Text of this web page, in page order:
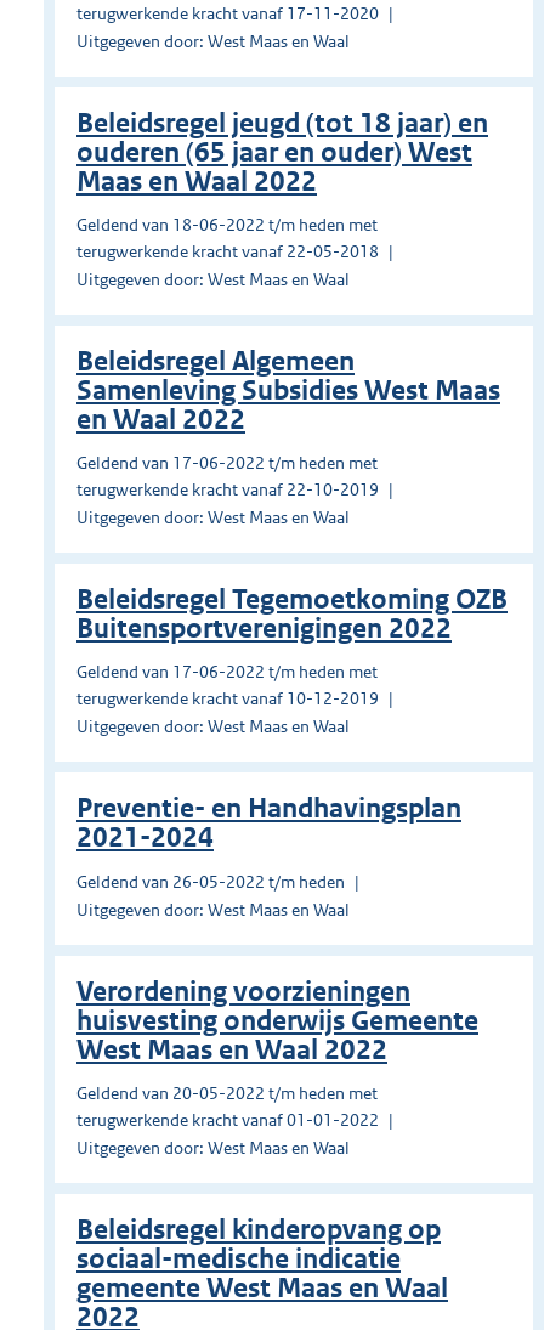
terugwerkende kracht vanaf 17-11-2020
Uitgegeven door: West Maas en Waal
Beleidsregel jeugd (tot 18 jaar) en
ouderen (65 jaar en ouder) West
Maas en Waal 2022
Geldend van 18-06-2022 t/m heden met
terugwerkende kracht vanaf 22-05-2018
Uitgegeven door: West Maas en Waal
Beleidsregel Algemeen
Samenleving Subsidies West Maas
en Waal 2022
Geldend van 17-06-2022 t/m heden met
terugwerkende kracht vanaf 22-10-2019
Uitgegeven door: West Maas en Waal
Beleidsregel Tegemoetkoming OZB
Buitensportverenigingen 2022
Geldend van 17-06-2022 t/m heden met
terugwerkende kracht vanaf 10-12-2019
Uitgegeven door: West Maas en Waal
Preventie- en Handhavingsplan
2021-2024
Geldend van 26-05-2022 t/m heden
Uitgegeven door: West Maas en Waal
Verordening voorzieningen
huisvesting onderwijs Gemeente
West Maas en Waal 2022
Geldend van 20-05-2022 t/m heden met
terugwerkende kracht vanaf 01-01-2022
Uitgegeven door: West Maas en Waal
Beleidsregel kinderopvang op
sociaal-medische indicatie
gemeente West Maas en Waal
2022